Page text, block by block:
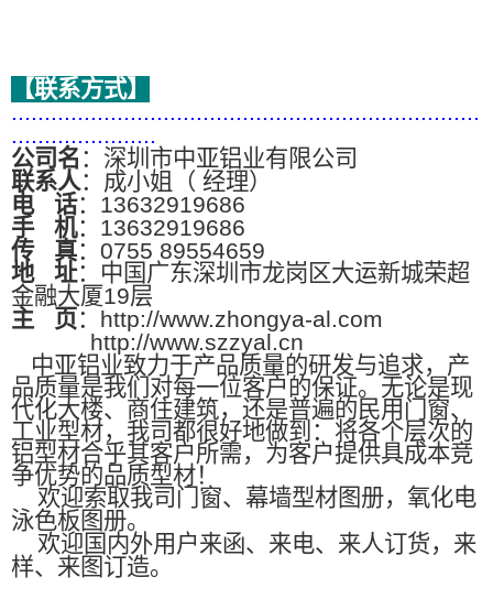
【联系方式】
.......................................................................
......................
公司名 ：深圳市中亚铝业有限公司
联系人：成小姐（ 经理）
电
话：13632919686
手 机：13632919686
传
真：0755 89554659
地
址：中国广东深圳市龙岗区大运新城荣超
金融大厦19层
主
页：http://www.zhongya-al.com
http://www.szzyal.cn
中亚铝业致力于产品质量的研发与追求，产
品质量是我们对每一位客户的保证。无论是现
代化大楼、商住建筑，还是普遍的民用门窗、
工业型材，我司都很好地做到：将各个层次的
铝型材合乎其客户所需，为客户提供具成本竞
争优势的品质型材！
欢迎索取我司门窗、幕墙型材图册，氧化电
泳色板图册。
欢迎国内外用户来函、来电、来人订货，来
样、来图订造。